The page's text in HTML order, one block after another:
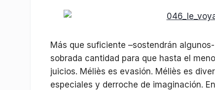
Más que suficiente –sostendrán
sobrada cantidad para que hasta el
juicios. Méliès es evasión. Méliès es
especiales y derroche de imaginación.